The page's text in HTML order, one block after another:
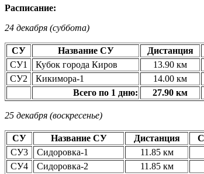
Расписание:
24 декабря (суббота)
СУ Название СУ Дистанция
СУ1
Кубок города Киров 13.90 км
СУ2
Кикимора-1 14.00 км
Всего по 1 дню:
27.90 км
25 декабря (воскресенье)
СУ Название СУ Дистанция
СУ3
Сидоровка-1 11.85 км
СУ4
Сидоровка-2 11.85 км